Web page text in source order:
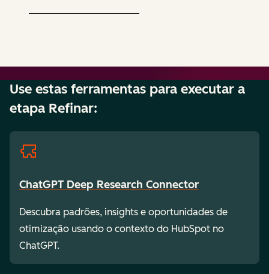
Use estas ferramentas para executar a
etapa Refinar:
ChatGPT Deep Research Connector
Descubra padrões, insights e oportunidades de
otimização usando o contexto do HubSpot no
ChatGPT.